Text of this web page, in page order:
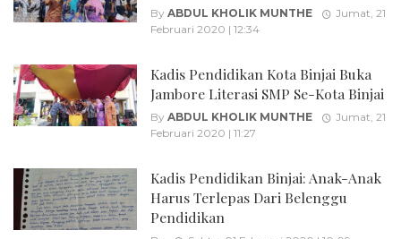
By ABDUL KHOLIK MUNTHE
Jumat, 21
Februari 2020 | 12:34
Kadis Pendidikan Kota Binjai Buka
Jambore Literasi SMP Se-Kota Binjai
By ABDUL KHOLIK MUNTHE
Jumat, 21
Februari 2020 | 11:27
Kadis Pendidikan Binjai: Anak-Anak
Harus Terlepas Dari Belenggu
Pendidikan